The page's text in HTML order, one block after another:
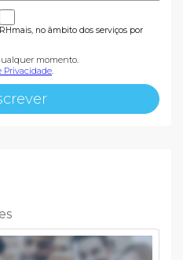
no âmbito dos serviços por
momento.
Privacidade